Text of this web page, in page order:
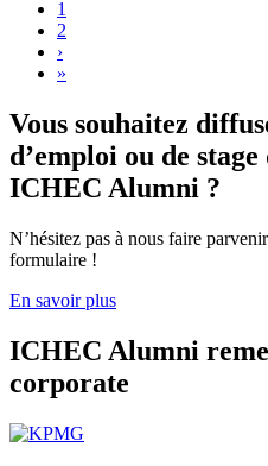
Pagination
Page
1
Page
2
Page
suivante
›
Dernière
»
Vous souhaitez
d’emploi ou de stage
ICHEC Alumni ?
N’hésitez pas à nous faire
formulaire !
En savoir plus
ICHEC Alumni
corporate